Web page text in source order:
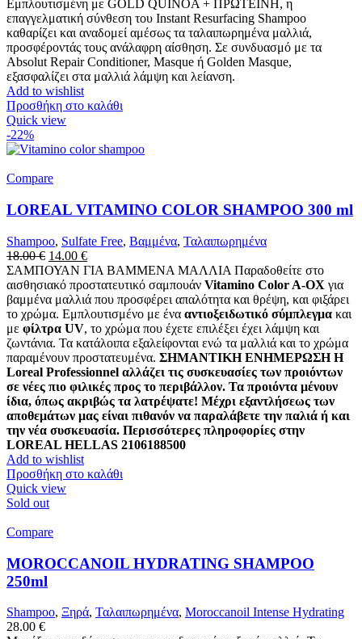
Εμπλουτισμένη με GOLD QUINOA + ΠΡΩΤΕΪΝΗ, η
επαγγελματική σύνθεση του Instant Resurfacing Shampoo
καθαρίζει και αναδομεί αμέσως τα ταλαιπωρημένα μαλλιά,
προσφέροντάς τους ανάλαφρη αίσθηση. Σε συνδυασμό με τα
Absolut Repair Conditioner, Masque ή Golden Masque,
εξασφαλίζει στα μαλλιά λάμψη και λείανση.
Add to wishlist
Προσθήκη στο καλάθι
Quick view
-22%
Compare
LOREAL VITAMINO COLOR SHAMPOO 300 ml
Shampoo, Sulfate Free, Βαμμένα, Ταλαιπωρημένα
18.00€ Original
price
was:
18.00 €.
14.00 €Η
τρέχουσα
τιμή
είναι:
14.00 €.
ΣΑΜΠΟΥΑΝ ΓΙΑ ΒΑΜΜΕΝΑ ΜΑΛΛΙΑ Παραδοθείτε στο
αισθησιακό προστατευτικό σαμπουάν Vitamino Color A-OX για
βαμμένα μαλλιά που προσφέρει απαλότητα και θρέψη, και φιξάρει
το χρώμα. Εμπλουτισμένο με ένα αντιοξειδωτικό σύμπλεγμα και
με φίλτρα UV, το χρώμα που έχετε επιλέξει έχει λάμψη και
ζωντάνια. Τα κατάλοιπα εξαλείφονται ενώ τα μαλλιά και το χρώμα
παραμένουν προστατευμένα. ΣΗΜΑΝΤΙΚΗ ΕΝΗΜΕΡΩΣΗ Η
Loreal Professionnel αλλάζει τις συσκευασίες των προιόντων
σε νέες πιο φιλικές προς το περιβάλλον. Τα προιόντα μένουν
ίδια, όπως ακριβώς τα λατρέψατε! Μέχρι εξαντλήσεως των
αποθεμάτων μας είναι πιθανόν να παραλάβετε την παλιά ή και
την νέα συσκευασία. Περισσότερες πληροφορίες στην
LOREAL HELLAS 2106188500
Add to wishlist
Προσθήκη στο καλάθι
Quick view
Sold out
Compare
MOROCCANOIL HYDRATING SHAMPOO
250ml
Shampoo, Ξηρά, Ταλαιπωρημένα, Moroccanoil Intense Hydrating
28.00 €